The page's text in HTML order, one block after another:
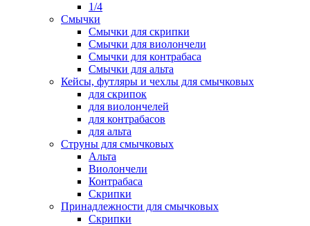
1/4
Смычки
Смычки для скрипки
Смычки для виолончели
Смычки для контрабаса
Смычки для альта
Кейсы, футляры и чехлы для смычковых
для скрипок
для виолончелей
для контрабасов
для альта
Струны для смычковых
Альта
Виолончели
Контрабаса
Скрипки
Принадлежности для смычковых
Скрипки